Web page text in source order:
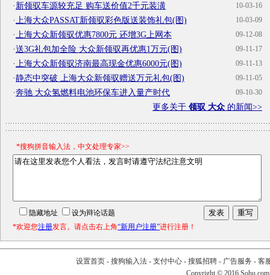
10-03-16
·新领驭车源较充足 购车送价值2千元装潢
10-03-09
· 上海大众PASSAT新领驭彩色版送装饰礼包(图)
09-12-08
· 上海大众新领驭优惠7800元 还增3G上网本
09-11-17
·送3G礼包加全险 大众新领驭再优惠1万元(图)
09-11-13
· 上海大众新领驭济南最高现金优惠6000元(图)
09-11-05
·静态中突破 上海大众新领驭赠送万元礼包(图)
09-10-30
·奔驰 大众氢燃料电池环保车进入量产时代
更多关于 领驭 大众 的新闻>>
*搜狗拼音输入法，中文处理专家>>
隐藏地址
设为辩论话题
*欢迎您注册发言。请点击右上角“新用户注册”进行注册！
设置首页- 搜狗输入法- 支付中心- 搜狐招聘- 广告服务 - 客
Copyright © 2016